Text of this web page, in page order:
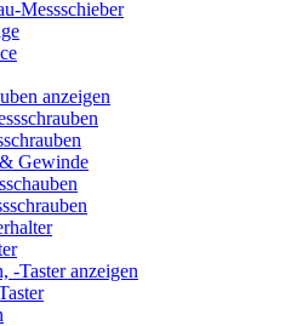
Messschieber
anzeigen
Gewinde
-Taster anzeigen